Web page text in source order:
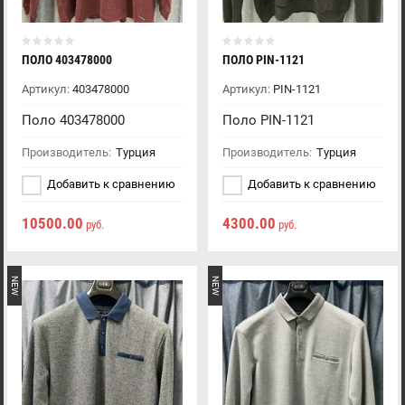
ПОЛО 403478000
Артикул: 403478000
Поло 403478000
Производитель: Турция
Добавить к сравнению
10500.00 руб.
ПОЛО PIN-1121
Артикул:PIN-1121
Поло PIN-1121
Производитель: Турция
Добавить к сравнению
4300.00 руб.
NEW NEW